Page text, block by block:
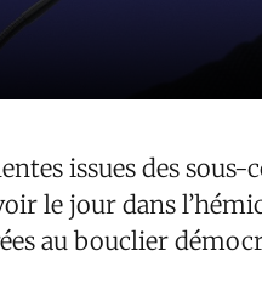
issues des
le jour dans
au bouclier